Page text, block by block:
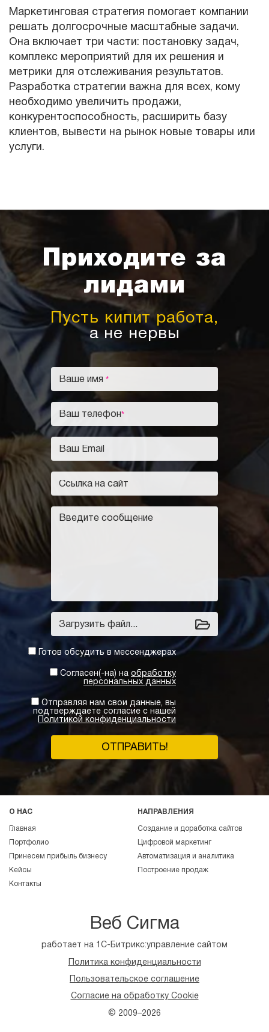
Маркетинговая стратегия помогает компании
решать долгосрочные масштабные задачи.
Она включает три части: постановку задач,
комплекс мероприятий для их решения и
метрики для отслеживания результатов.
Разработка стратегии важна для всех, кому
необходимо увеличить продажи,
конкурентоспособность, расширить базу
клиентов, вывести на рынок новые товары или
услуги.
Приходите за
лидами
Пусть кипит работа,
а не нервы
Загрузить файл...
Готов обсудить в мессенджерах
Согласен(-на) на обработку
персональных данных
Отправляя нам свои данные, вы
подтверждаете согласие с нашей
Политикой конфиденциальности
ОТПРАВИТЬ!
О НАС
Главная
Портфолио
Принесем прибыль бизнесу
Кейсы
Контакты
НАПРАВЛЕНИЯ
Создание и доработка сайтов
Цифровой маркетинг
Автоматизация и аналитика
Построение продаж
Веб Сигма
работает на 1С-Битрикс:управление сайтом
Политика конфиденциальности
Пользовательское соглашение
Согласие на обработку Cookie
© 2009–2026